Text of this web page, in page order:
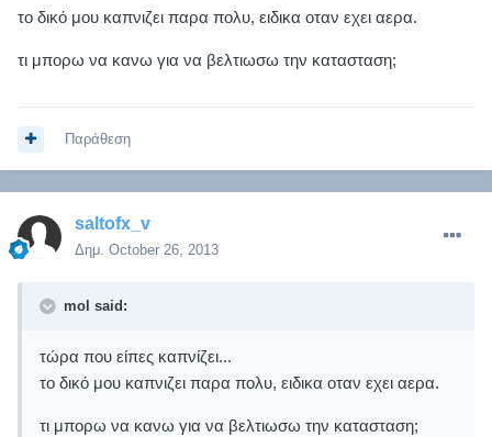
το δικό μου καπνιζει παρα πολυ, ειδικα οταν εχει αερα.
τι μπορω να κανω για να βελτιωσω την κατασταση;
Παράθεση
saltofx_v
Δημ. October 26, 2013
mol said:
τώρα που είπες καπνίζει...
το δικό μου καπνιζει παρα πολυ, ειδικα οταν εχει αερα.
τι μπορω να κανω για να βελτιωσω την κατασταση;